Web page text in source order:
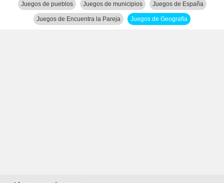
Juegos de pueblos Juegos de municipios Juegos de España
Juegos de Encuentra la Pareja Juegos de Geografía